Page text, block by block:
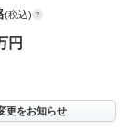
(税込)
円
更をお知らせ